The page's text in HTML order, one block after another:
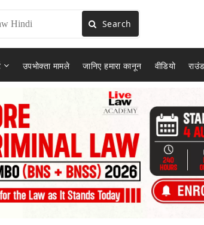
Search
उपभोक्ता मामले जानिए हमारा कानून वीडियो